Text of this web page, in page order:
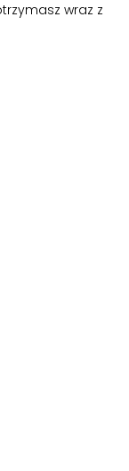
wraz z